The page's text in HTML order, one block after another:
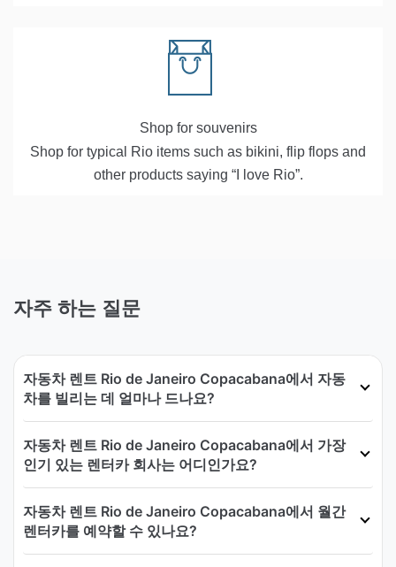
Shop for souvenirs
Shop for typical Rio items such as bikini, flip flops and
other products saying “I love Rio”.
자주 하는 질문
자동차 렌트 Rio de Janeiro Copacabana에서 자동
차를 빌리는 데 얼마나 드나요?
자동차 렌트 Rio de Janeiro Copacabana에서 가장
인기 있는 렌터카 회사는 어디인가요?
자동차 렌트 Rio de Janeiro Copacabana에서 월간
렌터카를 예약할 수 있나요?